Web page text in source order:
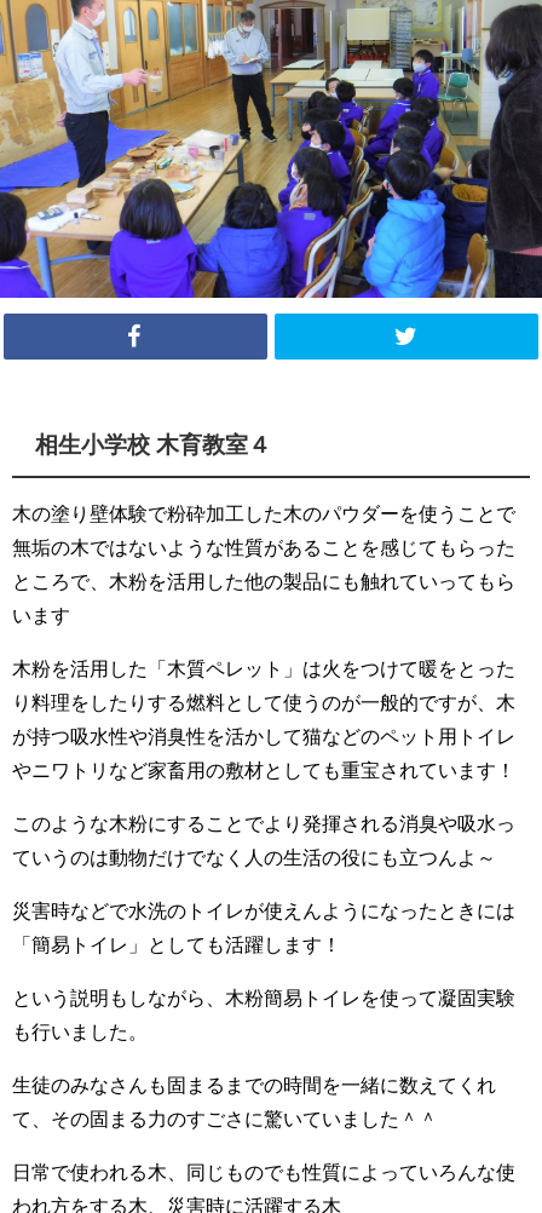
相生小学校 木育教室４
木の塗り壁体験で粉砕加工した木のパウダーを使うことで
無垢の木ではないような性質があることを感じてもらった
ところで、木粉を活用した他の製品にも触れていってもら
います
木粉を活用した「木質ペレット」は火をつけて暖をとった
り料理をしたりする燃料として使うのが一般的ですが、木
が持つ吸水性や消臭性を活かして猫などのペット用トイレ
やニワトリなど家畜用の敷材としても重宝されています！
このような木粉にすることでより発揮される消臭や吸水っ
ていうのは動物だけでなく人の生活の役にも立つんよ～
災害時などで水洗のトイレが使えんようになったときには
「簡易トイレ」としても活躍します！
という説明もしながら、木粉簡易トイレを使って凝固実験
も行いました。
生徒のみなさんも固まるまでの時間を一緒に数えてくれ
て、その固まる力のすごさに驚いていました＾＾
日常で使われる木、同じものでも性質によっていろんな使
われ方をする木、災害時に活躍する木